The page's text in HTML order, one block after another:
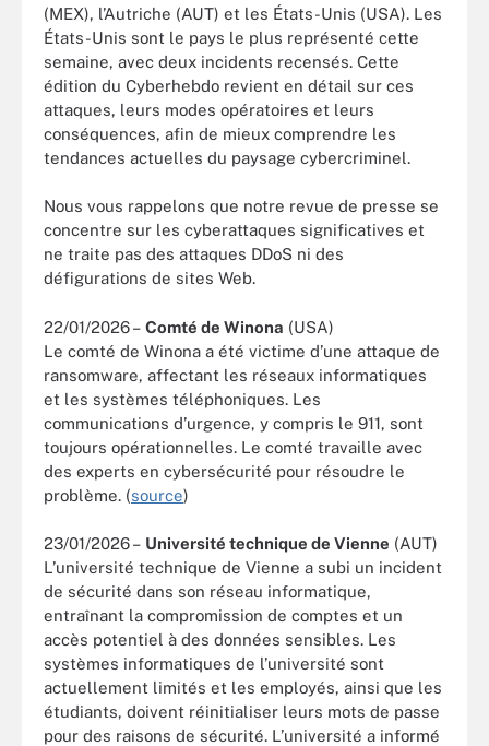
(MEX), l’Autriche (AUT) et les États-Unis (USA). Les
États-Unis sont le pays le plus représenté cette
semaine, avec deux incidents recensés. Cette
édition du Cyberhebdo revient en détail sur ces
attaques, leurs modes opératoires et leurs
conséquences, afin de mieux comprendre les
tendances actuelles du paysage cybercriminel.
Nous vous rappelons que notre revue de presse se
concentre sur les cyberattaques significatives et
ne traite pas des attaques DDoS ni des
défigurations de sites Web.
22/01/2026 – Comté de Winona (USA)
Le comté de Winona a été victime d’une attaque de
ransomware, affectant les réseaux informatiques
et les systèmes téléphoniques. Les
communications d’urgence, y compris le 911, sont
toujours opérationnelles. Le comté travaille avec
des experts en cybersécurité pour résoudre le
problème. (source)
23/01/2026 – Université technique de Vienne (AUT)
L’université technique de Vienne a subi un incident
de sécurité dans son réseau informatique,
entraînant la compromission de comptes et un
accès potentiel à des données sensibles. Les
systèmes informatiques de l’université sont
actuellement limités et les employés, ainsi que les
étudiants, doivent réinitialiser leurs mots de passe
pour des raisons de sécurité. L’université a informé